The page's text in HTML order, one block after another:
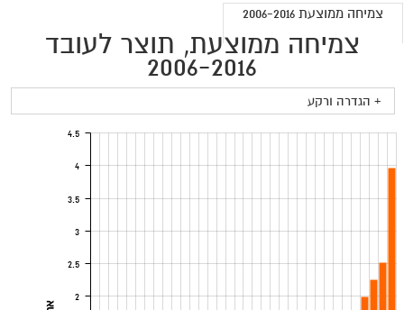
צמיחה ממוצעת 2006-2016
צמיחה ממוצעת, תוצר לעובד
2006-2016
+ הגדרה ורקע
2
2.5
3
3.5
4
4.5